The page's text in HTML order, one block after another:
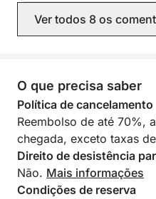
Ver todos 8 os
O que precisa saber
Política de cancelamento
Reembolso de até 70%,
chegada, exceto taxas
Direito de desistência
Não. Mais informações
Condições de reserva